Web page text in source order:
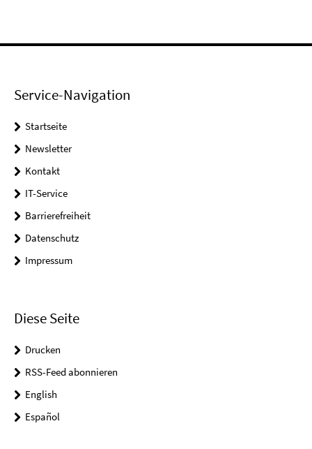
Service-Navigation
Startseite
Newsletter
Kontakt
IT-Service
Barrierefreiheit
Datenschutz
Impressum
Diese Seite
Drucken
RSS-Feed abonnieren
English
Español